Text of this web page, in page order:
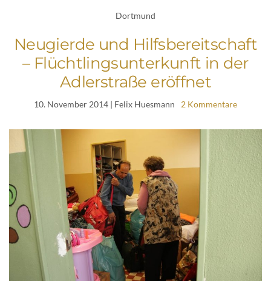
Dortmund
Neugierde und Hilfsbereitschaft
– Flüchtlingsunterkunft in der
Adlerstraße eröffnet
10. November 2014 | Felix Huesmann 2 Kommentare